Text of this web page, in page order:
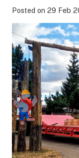
Posted on 29 Feb